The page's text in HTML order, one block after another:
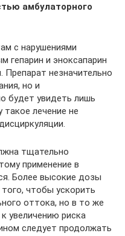
амбулаторного
с нарушениями
гепарин и эноксапарин
Препарат незначительно
но и
будет увидеть лишь
лечение не
тщательно
применение в
Более высокие дозы
чтобы ускорить
оттока, но в то же
увеличению риска
следует продолжать